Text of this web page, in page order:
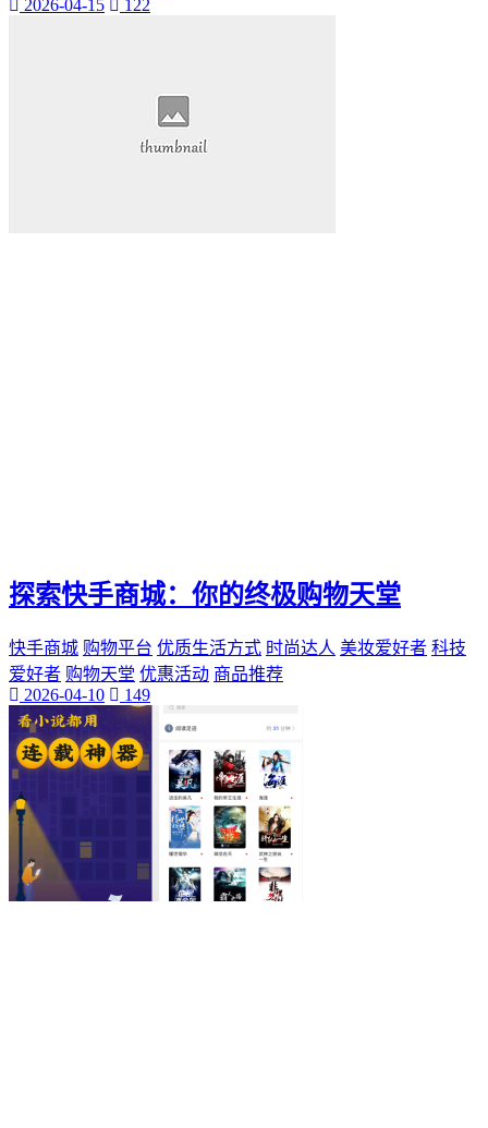
2026-04-15
122
探索快手商城：你的终极购物天堂
快手商城 购物平台 优质生活方式 时尚达人 美妆爱好者 科技
爱好者 购物天堂 优惠活动 商品推荐
2026-04-10
149